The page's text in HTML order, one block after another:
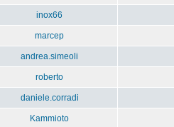
inox66
marcep
andrea.simeoli
roberto
daniele.corradi
Kammioto